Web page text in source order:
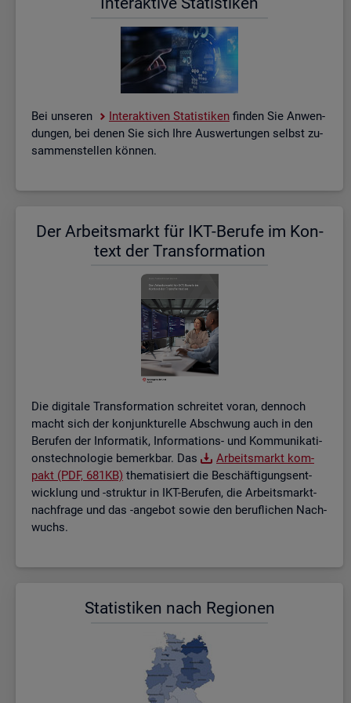
Bei un­se­ren In­ter­ak­ti­ven Sta­tis­ti­ken fin­den Sie An­wen­
dun­gen, bei denen Sie sich Ihre Aus­wer­tun­gen selbst zu­
sam­men­stel­len kön­nen.
Der Ar­beits­markt für IKT-Be­ru­fe im Kon­
text der Trans­for­ma­ti­on
Die di­gi­ta­le Trans­for­ma­ti­on schrei­tet voran, den­noch
macht sich der kon­junk­tu­rel­le Ab­schwung auch in den
Be­ru­fen der In­for­ma­tik, In­for­ma­ti­ons- und Kom­mu­ni­ka­ti­
ons­tech­no­lo­gie be­merk­bar. Das
Ar­beits­markt kom­
pakt (PDF, 681KB) the­ma­ti­siert die Be­schäf­ti­gungs­ent­
wick­lung und -struk­tur in IKT-Be­ru­fen, die Ar­beits­markt­
nach­fra­ge und das -an­ge­bot sowie den be­ruf­li­chen Nach­
wuchs.
Sta­tis­ti­ken nach Re­gio­nen